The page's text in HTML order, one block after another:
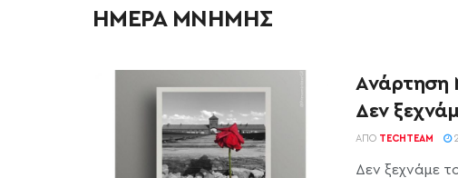
ΗΜΕΡΑ ΜΝΗΜΗΣ
Ανάρτηση
Δεν
ΑΠΌ TECHTEAM
Δεν ξεχνάμε